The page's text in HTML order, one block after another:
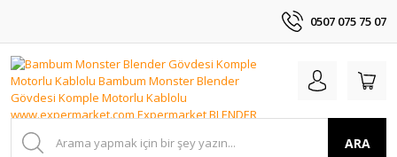
0507 075 75 07
ARA